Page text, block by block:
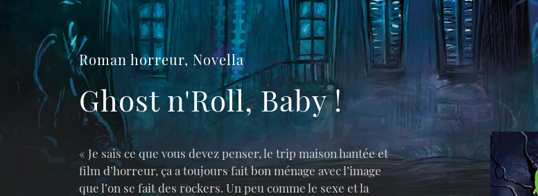
Roman horreur, Novella
Ghost n'Roll, Baby !
« Je sais ce que vous devez penser, le trip maison hantée et
film d’horreur, ça a toujours fait bon ménage avec l’image
que l’on se fait des rockers. Un peu comme le sexe et la